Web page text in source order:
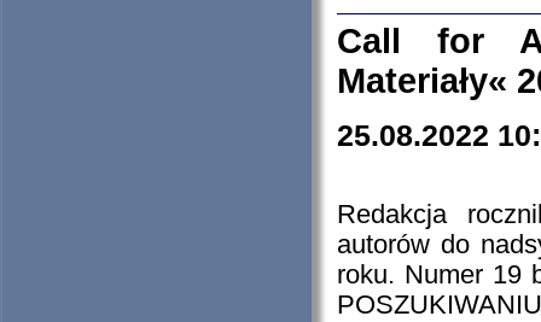
Call for
Materiały«
25.08.2022
Redakcja
autorów do
roku. Numer 19